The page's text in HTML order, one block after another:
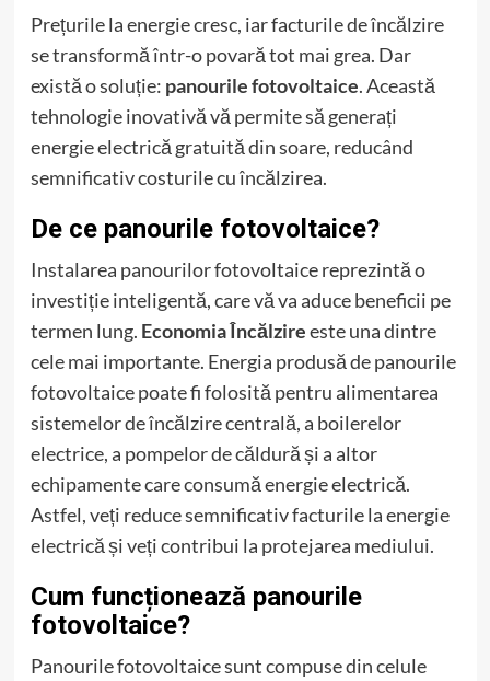
Prețurile la energie cresc, iar facturile de încălzire
se transformă într-o povară tot mai grea. Dar
există o soluție: panourile fotovoltaice. Această
tehnologie inovativă vă permite să generați
energie electrică gratuită din soare, reducând
semnificativ costurile cu încălzirea.
De ce panourile fotovoltaice?
Instalarea panourilor fotovoltaice reprezintă o
investiție inteligentă, care vă va aduce beneficii pe
termen lung. Economia Încălzireeste una dintre
cele mai importante. Energia produsă de panourile
fotovoltaice poate fi folosită pentru alimentarea
sistemelor de încălzire centrală, a boilerelor
electrice, a pompelor de căldură și a altor
echipamente care consumă energie electrică.
Astfel, veți reduce semnificativ facturile la energie
electrică și veți contribui la protejarea mediului.
Cum funcționează panourile
fotovoltaice?
Panourile fotovoltaice sunt compuse din celule